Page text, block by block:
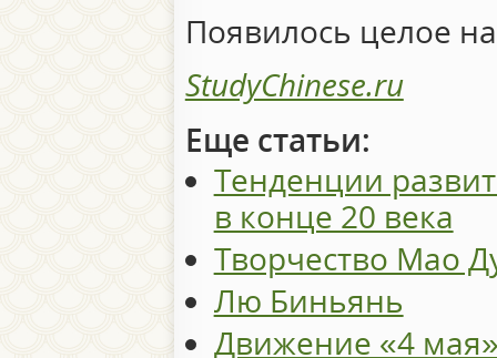
Появилось целое
StudyChinese.ru
Еще статьи:
Тенденции
в конце 20 века
Творчество Мао
Лю Биньянь
Движение «4